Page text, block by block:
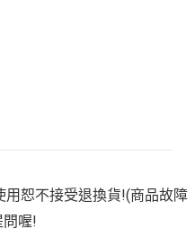
恕不接受退換貨!(商品故障
問喔!